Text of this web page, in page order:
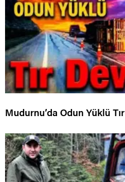
Mudurnu’da Odun Yüklü